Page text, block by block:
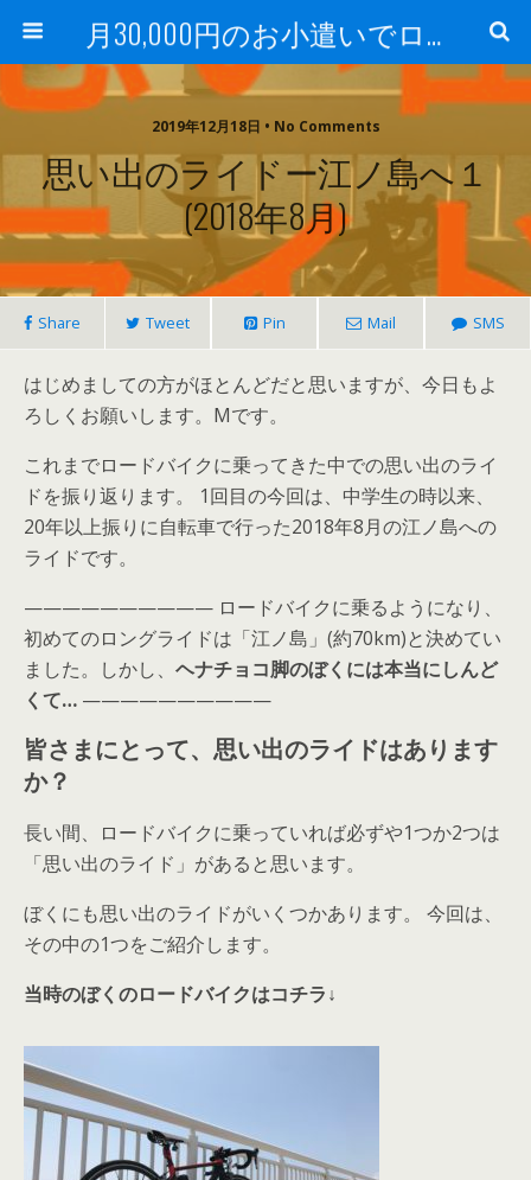
月30,000円のお小遣いでロードバイク
2019年12月18日 • No Comments
思い出のライドー江ノ島へ１
(2018年8月)
Share Tweet Pin Mail SMS
はじめましての方がほとんどだと思いますが、今日もよ
ろしくお願いします。Mです。
これまでロードバイクに乗ってきた中での思い出のライ
ドを振り返ります。 1回目の今回は、中学生の時以来、
20年以上振りに自転車で行った2018年8月の江ノ島への
ライドです。
—————————— ロードバイクに乗るようになり、
初めてのロングライドは「江ノ島」(約70km)と決めてい
ました。しかし、 ヘナチョコ脚のぼくには本当にしんど
くて… ——————————
皆さまにとって、思い出のライドはあります
か？
長い間、ロードバイクに乗っていれば必ずや1つか2つは
「思い出のライド」があると思います。
ぼくにも思い出のライドがいくつかあります。 今回は、
その中の1つをご紹介します。
当時のぼくのロードバイクはコチラ↓